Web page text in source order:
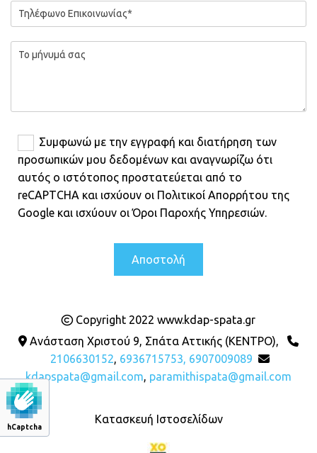
Συμφωνώ με την εγγραφή και διατήρηση των
προσωπικών μου δεδομένων και αναγνωρίζω ότι
αυτός ο ιστότοπος προστατεύεται από το
reCAPTCHA και ισχύουν οι Πολιτικοί Απορρήτου της
Google και ισχύουν οι Όροι Παροχής Υπηρεσιών.
hCaptcha
Copyright 2022 www.kdap-spata.gr
 Ανάσταση Χριστού 9, Σπάτα Αττικής (ΚΕΝΤΡΟ), 
2106630152, 6936715753, 6907009089 
kdapspata@gmail.com, paramithispata@gmail.com
Κατασκευή Ιστοσελίδων